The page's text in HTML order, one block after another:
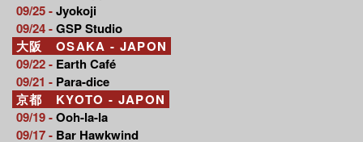
09/25 -Jyokoji
09/24 -GSP Studio
大阪 OSAKA - JAPON
09/22 - Earth Café
09/21 - Para-dice
京都 KYOTO - JAPON
09/19 -Ooh-la-la
09/17 - Bar Hawkwind